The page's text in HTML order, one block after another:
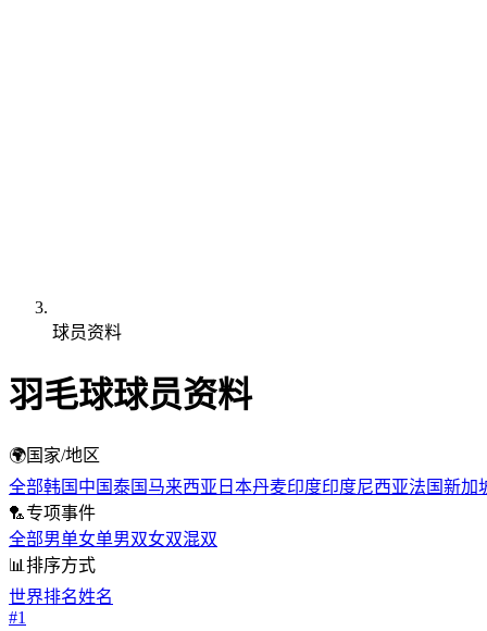
球员资料
羽毛球球员资料
🌍国家/地区
全部韩国 中国泰国 马来西亚 日本丹麦印度印度尼西亚法国新加
🏸专项事件
全部男单女单男双女双混双
📊 排序方式
世界排名姓名
#1